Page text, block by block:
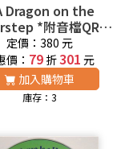
Dragon on the
*附音檔QR-
廖彩杏老師推薦有
聲書第33週
定價：380 元
價： 79 折301 元
加入購物車
庫存：3